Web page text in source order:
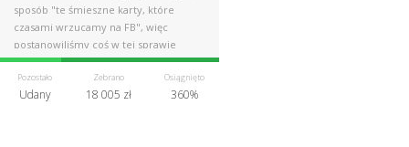
sposób "te śmieszne karty, które
czasami wrzucamy na FB", więc
postanowiliśmy coś w tej sprawie
zrobić.
Pozostało
Udany
Zebrano
18 005 zł
Osiągnięto
360%